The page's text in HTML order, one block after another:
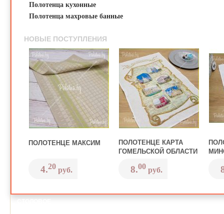
Полотенца кухонные
Полотенца махровые банные
НОВЫЕ ПОСТУПЛЕНИЯ
ПОЛОТЕНЦЕ МАКСИМ
4.20 руб.
ПОЛОТЕНЦЕ КАРТА
ГОМЕЛЬСКОЙ ОБЛАСТИ
8.00 руб.